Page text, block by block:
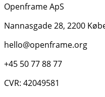
Openframe ApS
Nannasgade 28, 2200
hello@openframe.org
+45 50 77 88 77
CVR: 42049581